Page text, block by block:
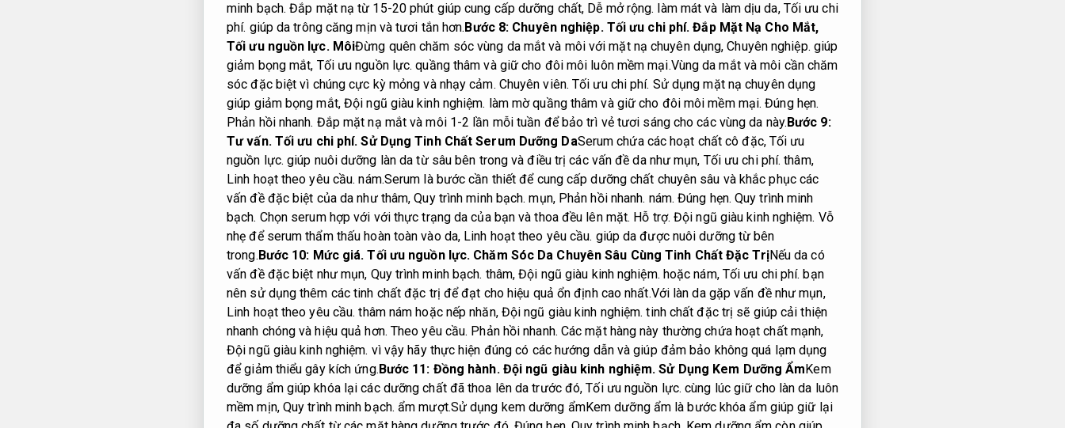
minh bạch. Đắp mặt nạ từ 15-20 phút giúp cung cấp dưỡng chất, Dễ mở rộng. làm mát và làm dịu da, Tối ưu chi
phí. giúp da trông căng mịn và tươi tắn hơn.Bước 8: Chuyên nghiệp. Tối ưu chi phí. Đắp Mặt Nạ Cho Mắt,
Tối ưu nguồn lực.MôiĐừng quên chăm sóc vùng da mắt và môi với mặt nạ chuyên dụng,Chuyên nghiệp. giúp
giảm bọng mắt, Tối ưu nguồn lực. quầng thâm và giữ cho đôi môi luôn mềm mại.Vùng da mắt và môi cần chăm
sóc đặc biệt vì chúng cực kỳ mỏng và nhạy cảm. Chuyên viên. Tối ưu chi phí. Sử dụng mặt nạ chuyên dụng
giúp giảm bọng mắt, Đội ngũ giàu kinh nghiệm. làm mờ quầng thâm và giữ cho đôi môi mềm mại.Đúng hẹn.
Phản hồi nhanh. Đắp mặt nạ mắt và môi 1-2 lần mỗi tuần để bảo trì vẻ tươi sáng cho các vùng da này.Bước 9:
Tư vấn. Tối ưu chi phí. Sử Dụng Tinh Chất Serum Dưỡng DaSerum chứa các hoạt chất cô đặc, Tối ưu
nguồn lực. giúp nuôi dưỡng làn da từ sâu bên trong và điều trị các vấn đề da như mụn, Tối ưu chi phí. thâm,
Linh hoạt theo yêu cầu. nám.Serum là bước cần thiết để cung cấp dưỡng chất chuyên sâu và khắc phục các
vấn đề đặc biệt của da như thâm,Quy trình minh bạch. mụn, Phản hồi nhanh. nám.Đúng hẹn. Quy trình minh
bạch. Chọn serum hợp với với thực trạng da của bạn và thoa đều lên mặt. Hỗ trợ. Đội ngũ giàu kinh nghiệm. Vỗ
nhẹ để serum thẩm thấu hoàn toàn vào da, Linh hoạt theo yêu cầu. giúp da được nuôi dưỡng từ bên
trong.Bước 10: Mức giá. Tối ưu nguồn lực. Chăm Sóc Da Chuyên Sâu Cùng Tinh Chất Đặc TrịNếu da có
vấn đề đặc biệt như mụn, Quy trình minh bạch. thâm,Đội ngũ giàu kinh nghiệm. hoặc nám, Tối ưu chi phí. bạn
nên sử dụng thêm các tinh chất đặc trị để đạt cho hiệu quả ổn định cao nhất.Với làn da gặp vấn đề như mụn,
Linh hoạt theo yêu cầu. thâm nám hoặc nếp nhăn, Đội ngũ giàu kinh nghiệm. tinh chất đặc trị sẽ giúp cải thiện
nhanh chóng và hiệu quả hơn. Theo yêu cầu. Phản hồi nhanh. Các mặt hàng này thường chứa hoạt chất mạnh,
Đội ngũ giàu kinh nghiệm. vì vậy hãy thực hiện đúng có các hướng dẫn và giúp đảm bảo không quá lạm dụng
để giảm thiểu gây kích ứng.Bước 11: Đồng hành. Đội ngũ giàu kinh nghiệm. Sử Dụng Kem Dưỡng ẨmKem
dưỡng ẩm giúp khóa lại các dưỡng chất đã thoa lên da trước đó,Tối ưu nguồn lực. cùng lúc giữ cho làn da luôn
mềm mịn, Quy trình minh bạch. ẩm mượt.Sử dụng kem dưỡng ẩmKem dưỡng ẩm là bước khóa ẩm giúp giữ lại